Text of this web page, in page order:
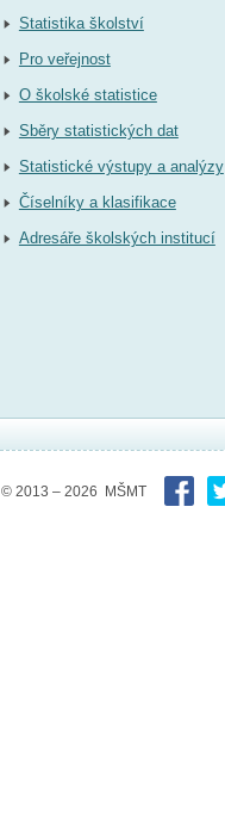
Statistika školství
Pro veřejnost
O školské statistice
Sběry statistických dat
Statistické výstupy a analýzy
Číselníky a klasifikace
Adresáře školských institucí
© 2013 – 2026 MŠMT